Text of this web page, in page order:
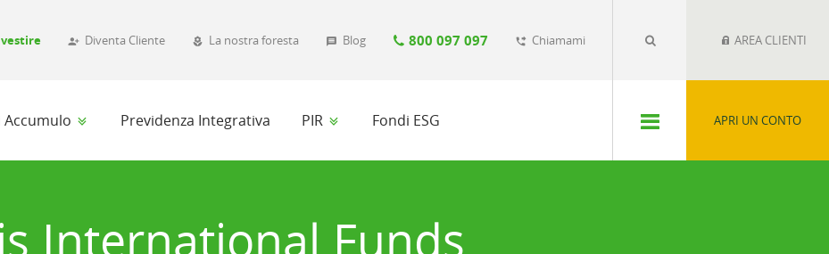
person_add_alt_1 Diventa Cliente local_florist La nostra foresta message Blog 800 097 097 phone_forwarded Chiamami AREA CLIENTI
Accumulo Previdenza Integrativa PIR Fondi ESG APRI UN CONTO
International Funds